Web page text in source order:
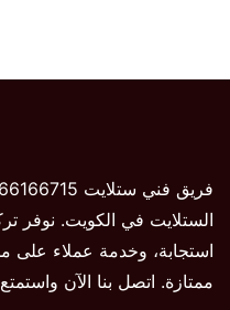
الستلايت في الكويت. نوفر
استجابة، وخدمة عملاء على
ممتازة. اتصل بنا الآن